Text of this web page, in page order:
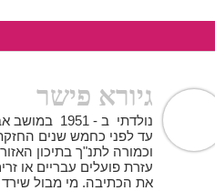
גיורא פישר
נולדתי ב -
עד לפני כחמש שנים
וכמורה לתנ"ך בתיכון
עזרת פועלים עבריים או
את הכתיבה. מי מבול שירד